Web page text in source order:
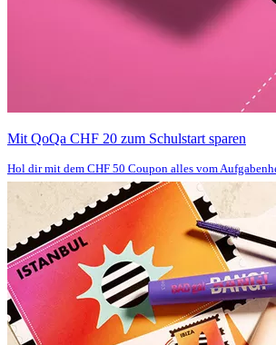
Mit QoQa CHF 20 zum Schulstart sparen
Hol dir mit dem CHF 50 Coupon alles vom